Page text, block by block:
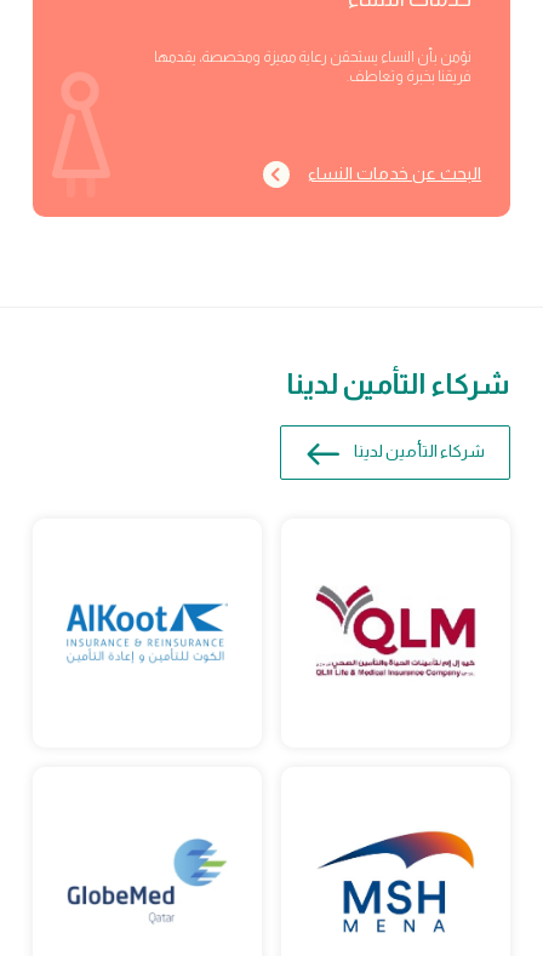
نؤمن بأن النساء يستحقن رعاية مميزة ومخصصة، يقدمها
فريقنا بخبرة وتعاطف.
البحث عن خدمات النساء
شركاء التأمين لدينا
شركاء التأمين لدينا